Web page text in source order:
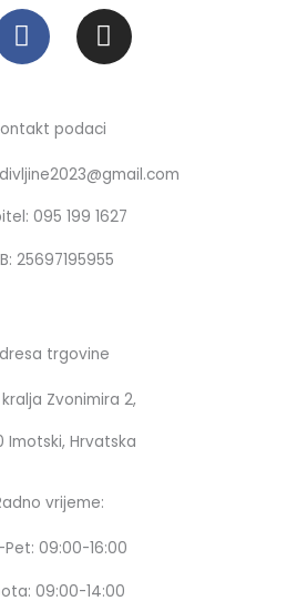
F
a
c
b
o
o
k
I
n
s
a
r
a
m
podaci
095 199 1627
25697195955
trgovine
Zvonimira 2,
Imotski, Hrvatska
vrijeme:
Pet: 09:00-16:00
09:00-14:00